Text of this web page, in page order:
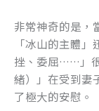
非常神奇的是，
「冰山的主體
挫、委屈……」
緒）」在受到妻
了極大的安慰。